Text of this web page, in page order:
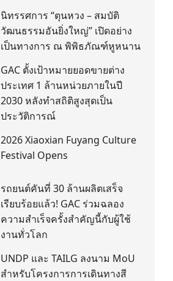
นิทรรศการ “ตุนหวง – สมบัติ
วัฒนธรรมอันยิ่งใหญ่” เปิดอย่าง
เป็นทางการ ณ พิพิธภัณฑ์หูหนาน
GAC ตั้งเป้าหมายยอดขายต่าง
ประเทศ 1 ล้านหน่วยภายในปี
2030 หลังทำสถิติสูงสุดเป็น
ประวัติการณ์
2026 Xiaoxian Fuyang Culture
Festival Opens
รถยนต์คันที่ 30 ล้านผลิตเสร็จ
เรียบร้อยแล้ว! GAC ร่วมฉลอง
ความสำเร็จครั้งสำคัญนี้กับผู้ใช้
งานทั่วโลก
UNDP และ TAILG ลงนาม MoU
สำหรับโครงการการเดินทางสี